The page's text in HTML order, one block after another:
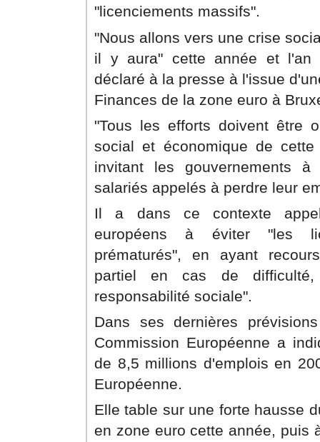
"licenciements massifs".
"Nous allons vers une crise
il y aura" cette année et l'an
déclaré à la presse à l'issue
Finances de la zone euro à
"Tous les efforts doivent être
social et économique de
invitant les gouvernements
salariés appelés à perdre leur
Il a dans ce contexte
européens à éviter "les
prématurés", en ayant
partiel en cas de
responsabilité sociale".
Dans ses dernières
Commission Européenne a
de 8,5 millions d'emplois en
Européenne.
Elle table sur une forte hausse
en zone euro cette année, puis